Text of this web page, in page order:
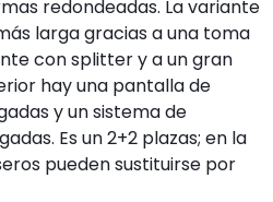
redondeadas. La variante
larga gracias a una toma
con splitter y a un gran
hay una pantalla de
y un sistema de
Es un 2+2 plazas; en la
pueden sustituirse por